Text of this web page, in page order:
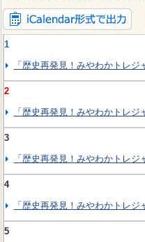
1
「歴史再発見！みやわかトレ
2
「歴史再発見！みやわかトレ
3
「歴史再発見！みやわかトレ
4
「歴史再発見！みやわかトレ
5